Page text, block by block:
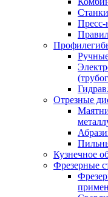
Отрезные
Кузнечное
Фрезерные